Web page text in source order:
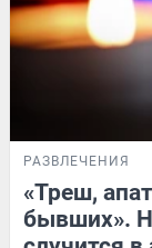
РАЗВЛЕЧЕНИЯ
«Треш,
бывших».